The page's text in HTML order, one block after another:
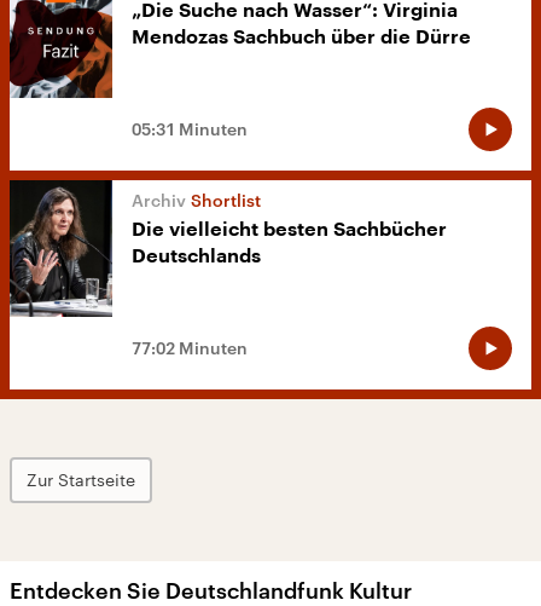
„Die Suche nach Wasser“: Virginia
Mendozas Sachbuch über die Dürre
05:31 Minuten
Shortlist
Die vielleicht besten Sachbücher
Deutschlands
77:02 Minuten
Zur Startseite
Entdecken Sie Deutschlandfunk Kultur